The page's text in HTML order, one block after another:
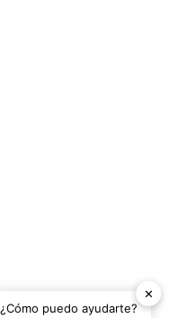
✕
¿Cómo puedo ayudarte?